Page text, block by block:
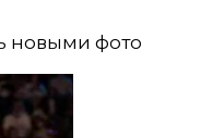
новыми фото